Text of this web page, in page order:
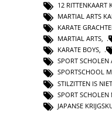
12 RITTENKAART
MARTIAL ARTS
KARATE
MARTIAL ARTS,
KARATE BOYS,
SPORT SCHOLEN
SPORTSCHOOL
STILZITTEN IS
SPORT
JAPANSE